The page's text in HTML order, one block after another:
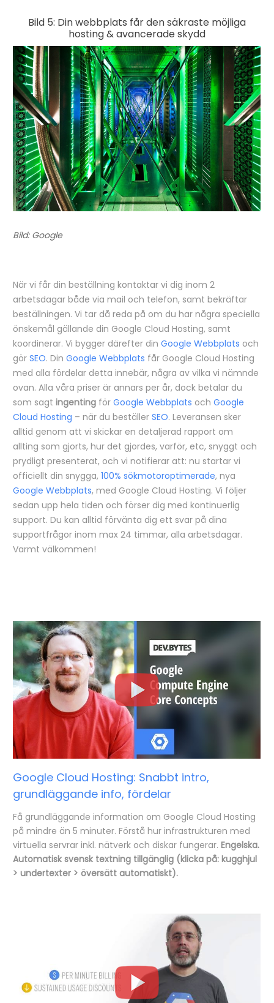
Bild 5: Din webbplats får den säkraste möjliga
hosting & avancerade skydd
Bild: Google
När vi får din beställning kontaktar vi dig inom 2
arbetsdagar både via mail och telefon, samt bekräftar
beställningen. Vi tar då reda på om du har några speciella
önskemål gällande din Google Cloud Hosting, samt
koordinerar. Vi bygger därefter din Google Webbplats och
gör SEO. Din Google Webbplats får Google Cloud Hosting
med alla fördelar detta innebär, några av vilka vi nämnde
ovan. Alla våra priser är annars per år, dock betalar du
som sagt ingenting för Google Webbplats och Google
Cloud Hosting – när du beställer SEO. Leveransen sker
alltid genom att vi skickar en detaljerad rapport om
allting som gjorts, hur det gjordes, varför, etc, snyggt och
prydligt presenterat, och vi notifierar att: nu startar vi
officiellt din snygga, 100% sökmotoroptimerade, nya
Google Webbplats, med Google Cloud Hosting. Vi följer
sedan upp hela tiden och förser dig med kontinuerlig
support. Du kan alltid förvänta dig ett svar på dina
supportfrågor inom max 24 timmar, alla arbetsdagar.
Varmt välkommen!
Google Cloud Hosting: Snabbt intro,
grundläggande info, fördelar
Få grundläggande information om Google Cloud Hosting
på mindre än 5 minuter. Förstå hur infrastrukturen med
virtuella servrar inkl. nätverk och diskar fungerar.Engelska.
Automatisk svensk textning tillgänglig (klicka på: kugghjul
> undertexter > översätt automatiskt).